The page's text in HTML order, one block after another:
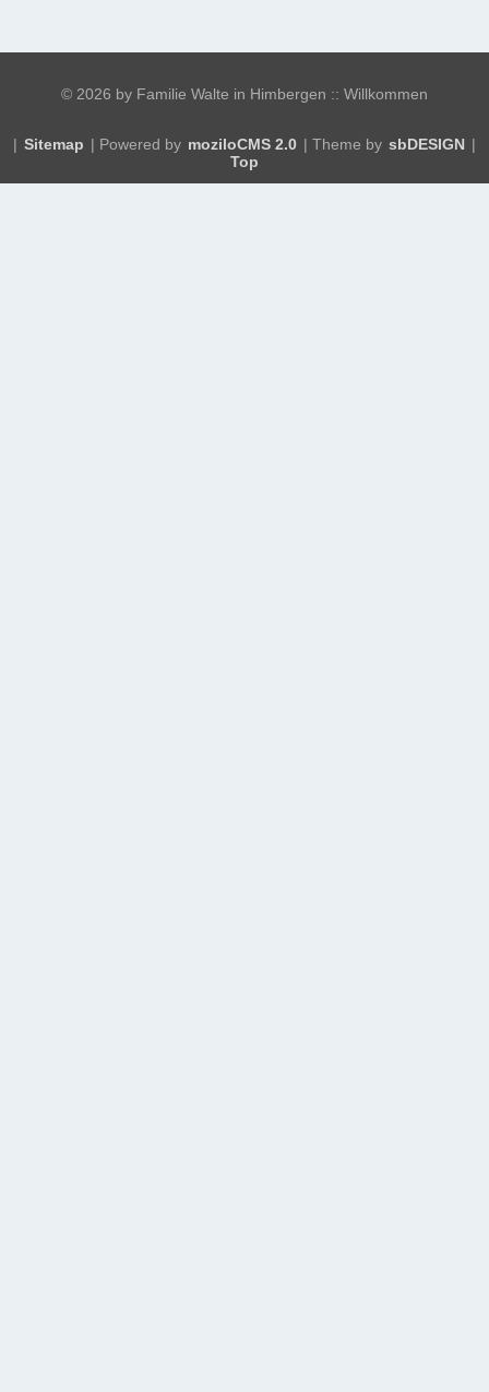
© 2026 by Familie Walte in Himbergen :: Willkommen
| Sitemap | Powered by moziloCMS 2.0 | Theme by sbDESIGN |
Top